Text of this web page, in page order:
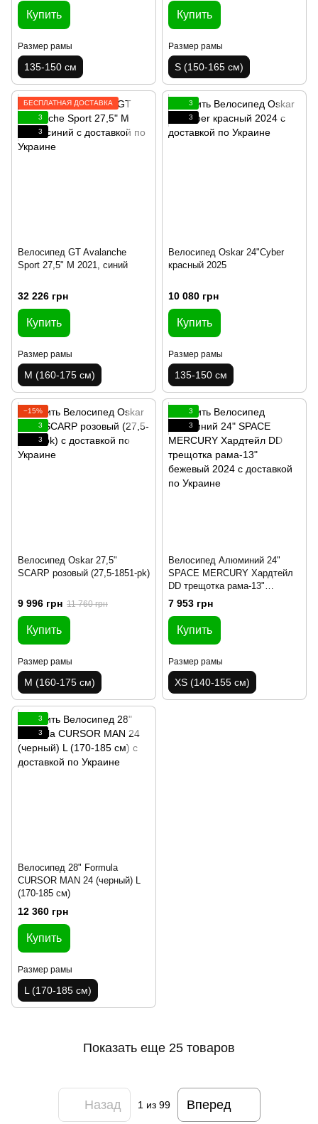
Купить
Размер рамы
135-150 см
Купить
Размер рамы
S (150-165 см)
БЕСПЛАТНАЯ ДОСТАВКА
3
3
Велосипед GT Avalanche
Sport 27,5" M 2021, синий
32 226 грн
Купить
Размер рамы
M (160-175 см)
3
3
Велосипед Oskar 24"Cyber
красный 2025
10 080 грн
Купить
Размер рамы
135-150 см
−15%
3
3
Велосипед Oskar 27,5"
SCARP розовый (27,5-1851-pk)
9 996 грн 11 760 грн
Купить
Размер рамы
M (160-175 см)
3
3
Велосипед Алюминий 24"
SPACE MERCURY Хардтейл
DD трещотка рама-13"
бежевый 2024
7 953 грн
Купить
Размер рамы
XS (140-155 см)
3
3
Велосипед 28" Formula
CURSOR MAN 24 (черный) L
(170-185 см)
12 360 грн
Купить
Размер рамы
L (170-185 см)
Показать еще 25 товаров
Назад 1 из 99 Вперед